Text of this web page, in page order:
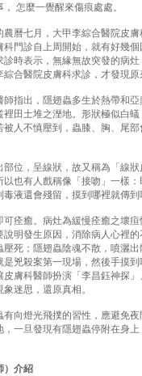
怎麼一覺醒來傷痕處處。
曆七月，大甲李綜合醫院皮
門診自上周開始，就有好幾
時表示，無緣無故突發的病
合醫院皮膚科求診，才發現
指出，隱翅蟲多生於熱帶和
田土堆之溼地。形狀極似白
人不慎壓到，蟲膝、胸、尾
位，呈線狀，故又稱為「線
也有人戲稱像「接吻」一樣
液還會殘留，摸到哪裡就傳到
痊癒。病灶為緩慢痊癒之壞
明發生原因，消除病人心裡
死；隱翅蟲陰魂不散，噴灑
兇殺案第一現場，然後手摸
膚科醫師扮演「李昌鈺神探
迷思，還原真相。
向燈光飛撲的習性，應避免
，一旦發現有隱翅蟲停附在身
）介紹